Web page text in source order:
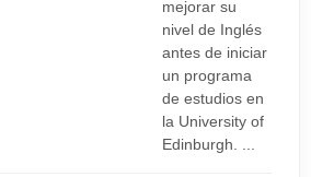
mejorar su
nivel de Inglés
antes de iniciar
un programa
de estudios en
la University of
Edinburgh. ...